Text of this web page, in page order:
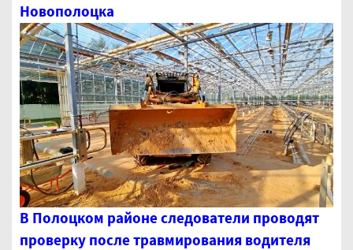
Новополоцка
В Полоцком районе следователи проводят
проверку после травмирования водителя